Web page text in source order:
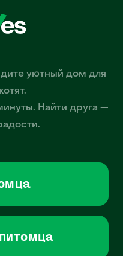
уютный дом для
Найти друга —